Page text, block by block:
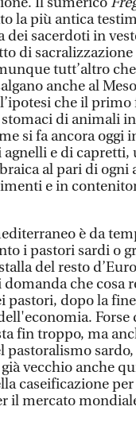
la più antica
dei sacerdoti in
di
tutt’altro
anche al
che il
di animali
si fa ancora oggi
e di capretti,
al pari di ogni
e in
è da
i pastori sardi o
del resto
domanda che cosa
pastori, dopo la
Forse
fin troppo, ma
vecchio anche
caseificazione
il mercato